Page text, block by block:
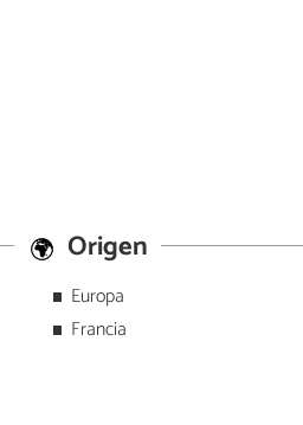
Origen
Europa
Francia